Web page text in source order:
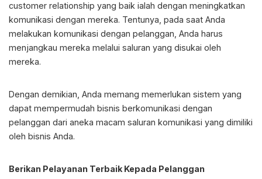
customer relationship yang baik ialah dengan meningkatkan
komunikasi dengan mereka. Tentunya, pada saat Anda
melakukan komunikasi dengan pelanggan, Anda harus
menjangkau mereka melalui saluran yang disukai oleh
mereka.
Dengan demikian, Anda memang memerlukan sistem yang
dapat mempermudah bisnis berkomunikasi dengan
pelanggan dari aneka macam saluran komunikasi yang dimiliki
oleh bisnis Anda.
Berikan Pelayanan Terbaik Kepada Pelanggan